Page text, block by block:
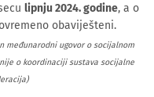
lipnju 2024. godine, a o
obaviješteni.
međunarodni ugovor o socijalnom
o koordinaciji sustava socijalne